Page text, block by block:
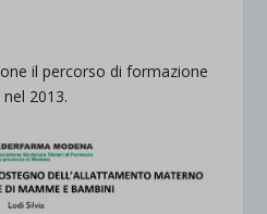
il percorso di formazione
2013.